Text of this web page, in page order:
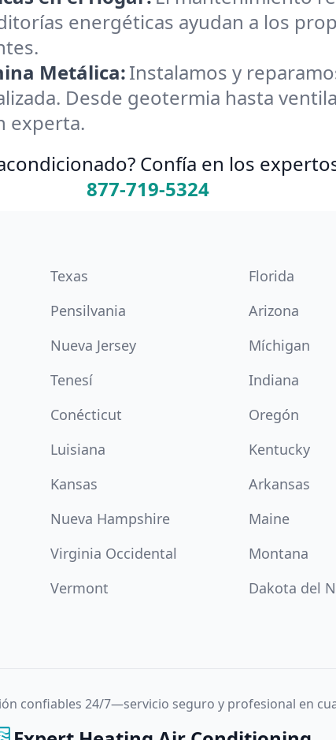
energéticas ayudan a los
Metálica:Instalamos y
Desde geotermia hasta
experta.
Confía en los
877-719-5324
Texas Florida
Pensilvania Arizona
Nueva Jersey Míchigan
Tenesí Indiana
Conécticut Oregón
Luisiana Kentucky
Kansas Arkansas
Nueva Hampshire Maine
Virginia Occidental Montana
Vermont Dakota del
confiables 24/7—servicio seguro y profesional en